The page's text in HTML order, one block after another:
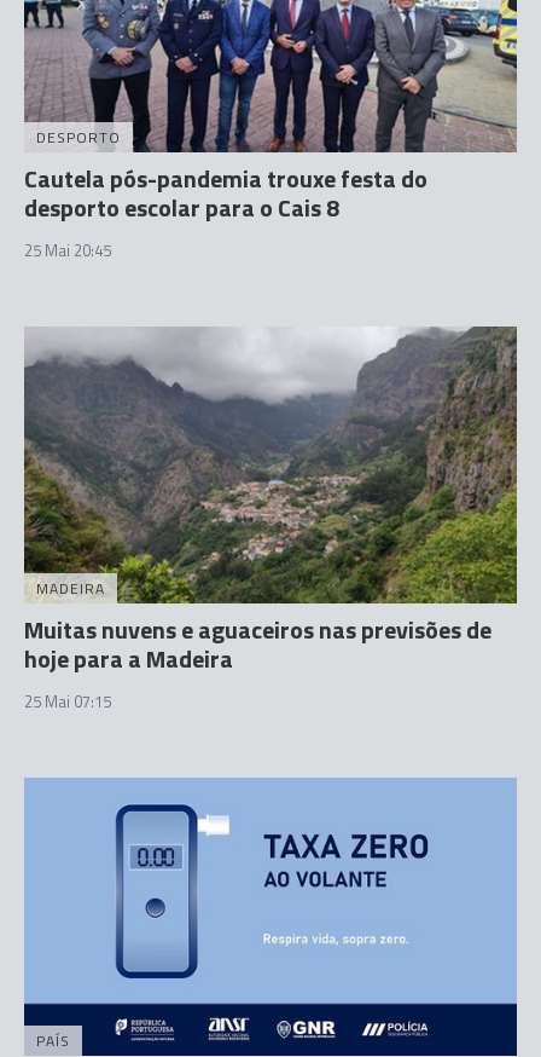
DESPORTO
Cautela pós-pandemia trouxe festa do
desporto escolar para o Cais 8
25 Mai 20:45
MADEIRA
Muitas nuvens e aguaceiros nas previsões de
hoje para a Madeira
25 Mai 07:15
PAÍS